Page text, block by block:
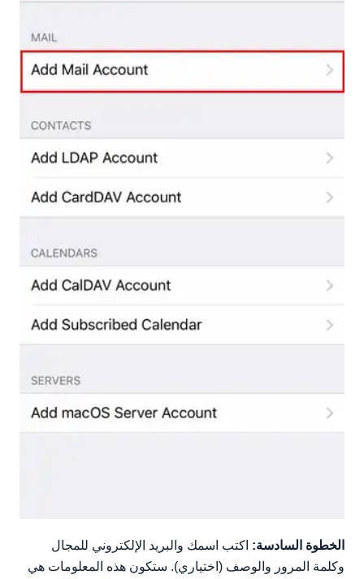
الخطوة السادسة: اكتب اسمك والبريد الإلكتروني للمجال
وكلمة المرور والوصف (اختياري). ستكون هذه المعلومات هي